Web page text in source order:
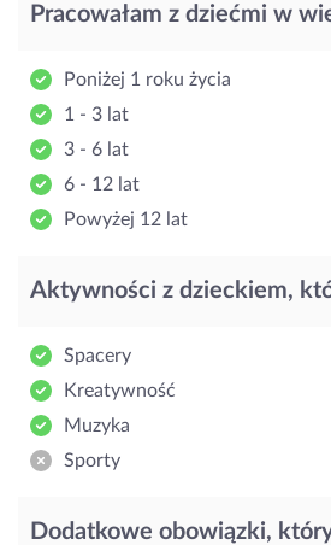
Pracowałam z dziećmi w
Poniżej 1 roku życia
1 - 3 lat
3 - 6 lat
6 - 12 lat
Powyżej 12 lat
Aktywności z dzieckiem,
Spacery
Kreatywność
Muzyka
Sporty
Dodatkowe obowiązki,